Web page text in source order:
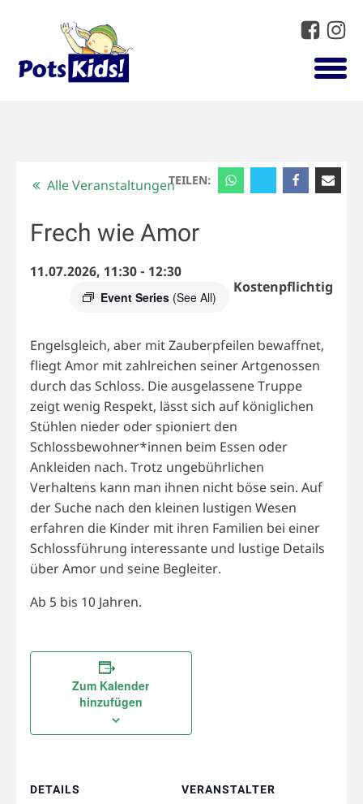
TEILEN:
Alle Veranstaltungen
Frech wie Amor
11.07.2026, 11:30- 12:30
Event Series (See All)
Kostenpflichtig
Engelsgleich, aber mit Zauberpfeilen bewaffnet,
fliegt Amor mit zahlreichen seiner Artgenossen
durch das Schloss. Die ausgelassene Truppe
zeigt wenig Respekt, lässt sich auf königlichen
Stühlen nieder oder spioniert den
Schlossbewohner*innen beim Essen oder
Ankleiden nach. Trotz ungebührlichen
Verhaltens kann man ihnen nicht böse sein. Auf
der Suche nach den kleinen lustigen Wesen
erfahren die Kinder mit ihren Familien bei einer
Schlossführung interessante und lustige Details
über Amor und seine Begleiter.
Ab 5 bis 10 Jahren.
Zum Kalender
hinzufügen
DETAILS VERANSTALTER